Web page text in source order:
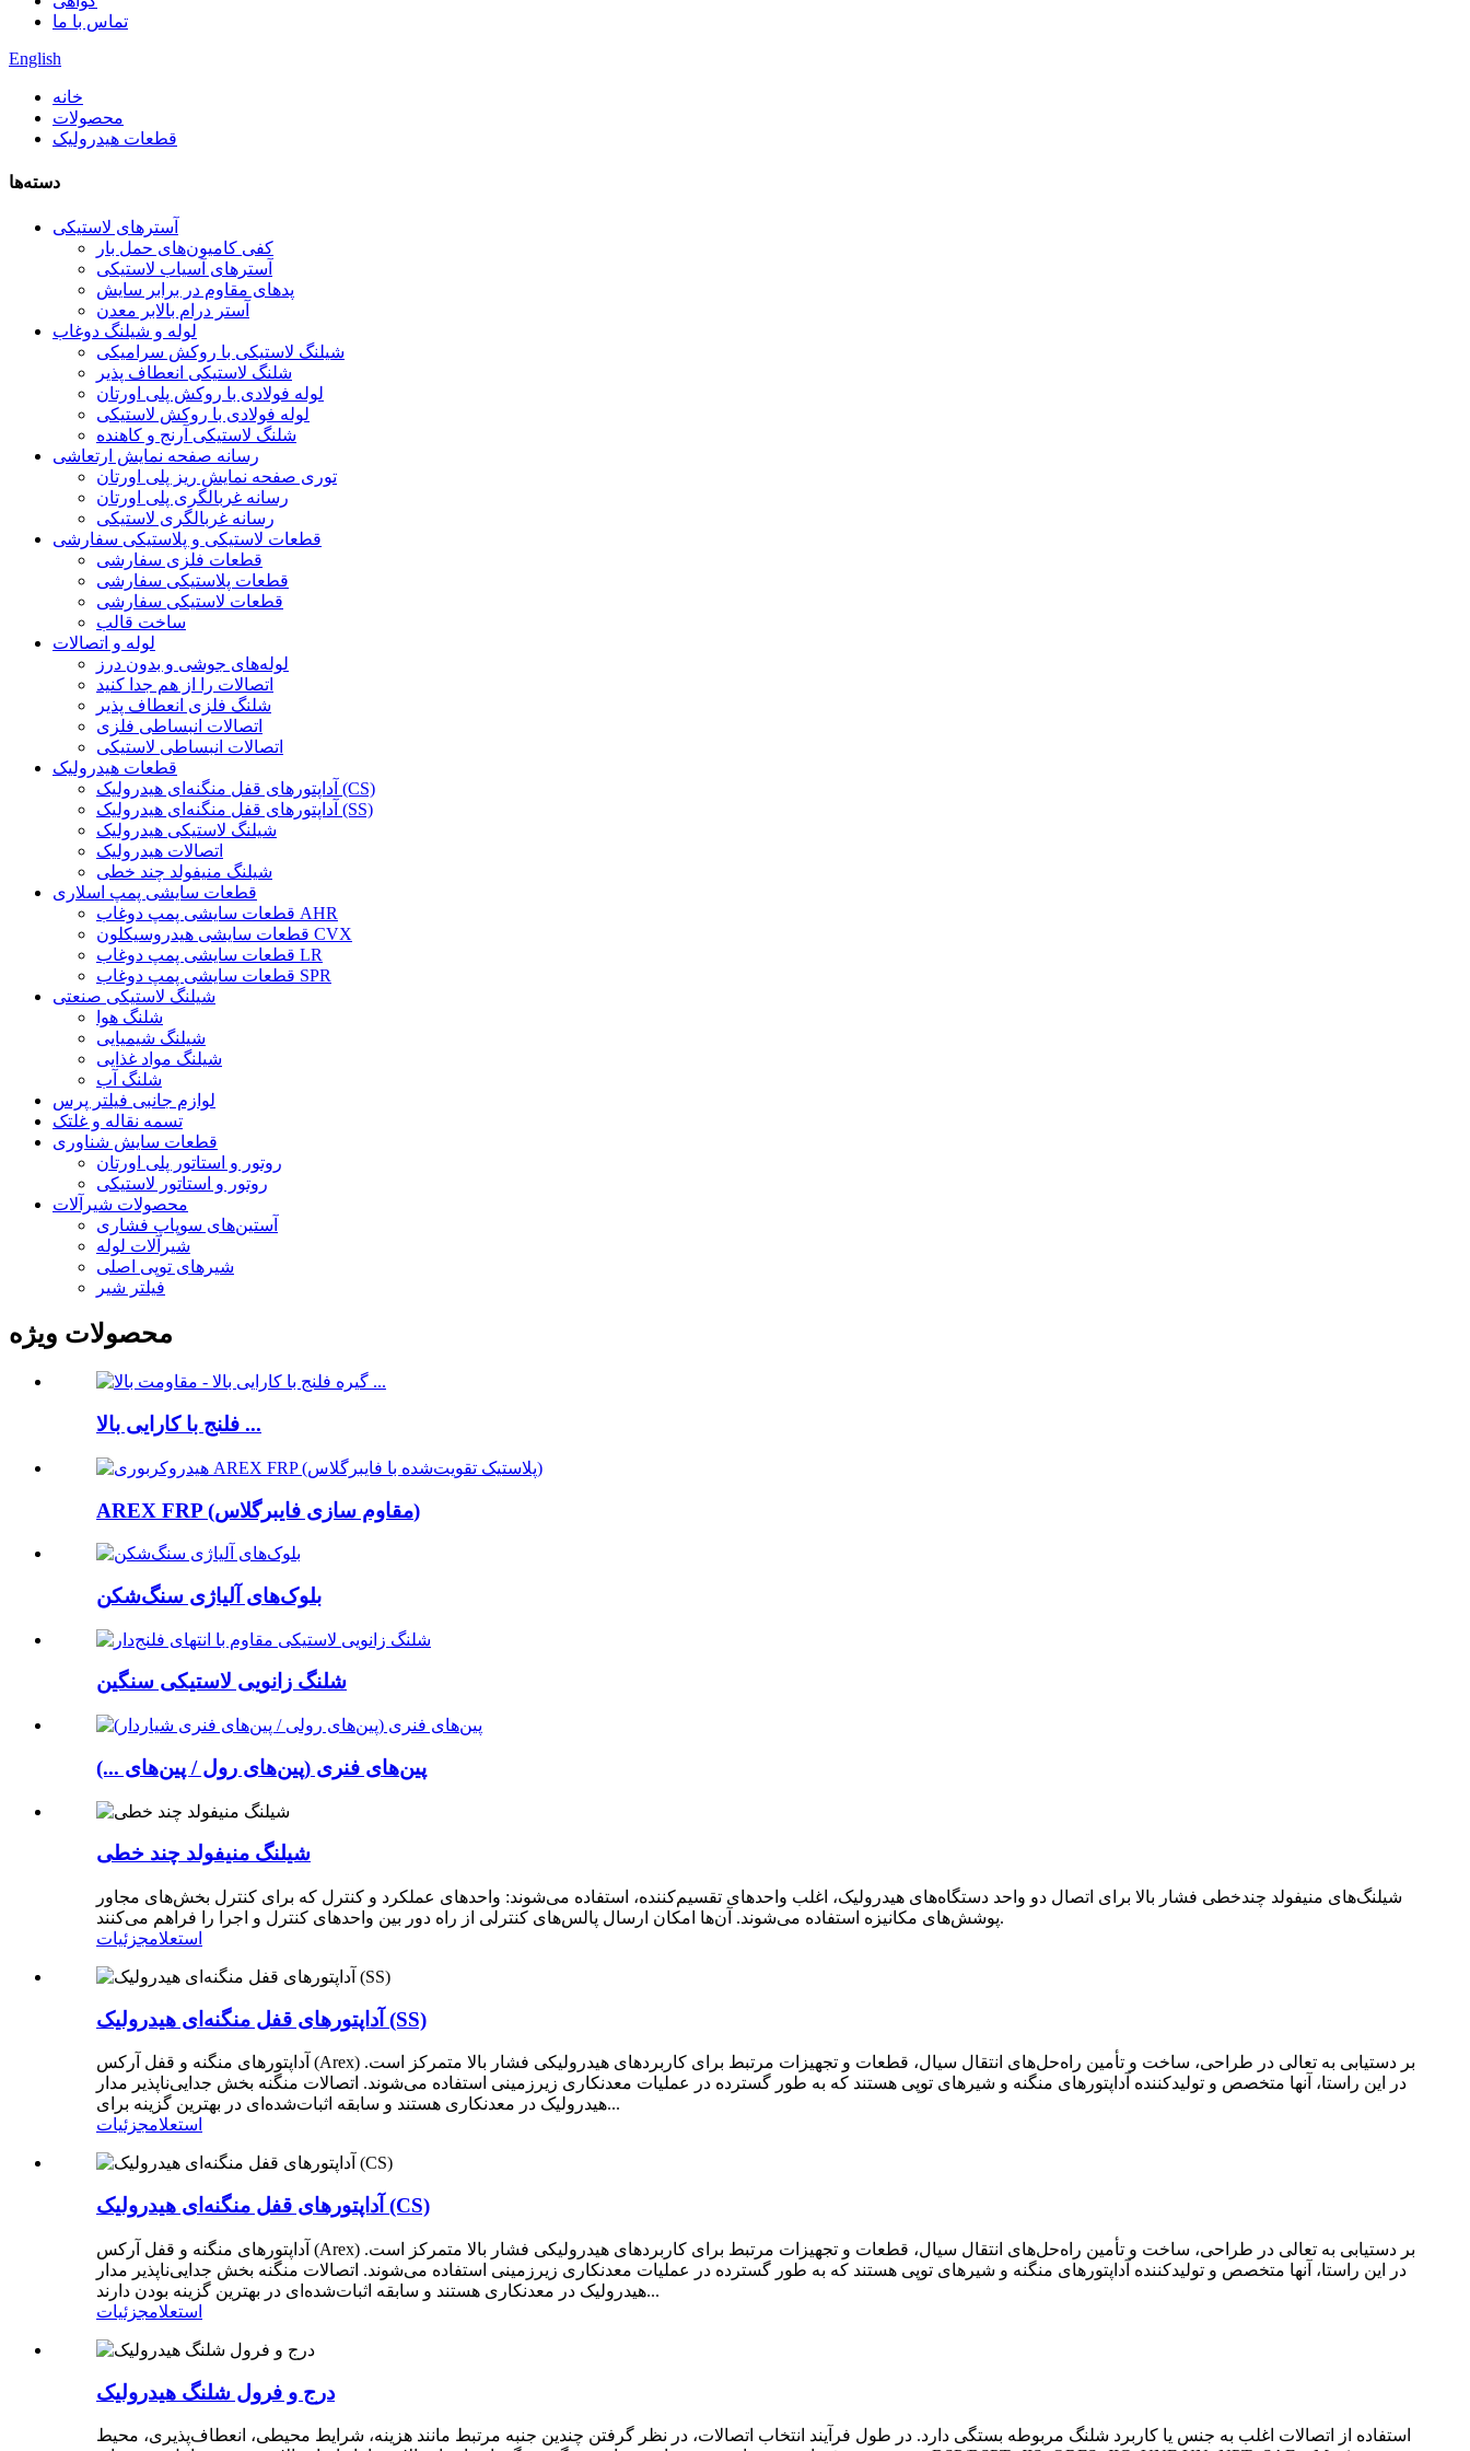
تماس با ما
English
خانه
محصولات
قطعات هیدرولیک
دسته‌ها
آسترهای لاستیکی
کفی کامیون‌های حمل بار
آسترهای آسیاب لاستیکی
پدهای مقاوم در برابر سایش
آستر درام بالابر معدن
لوله و شیلنگ دوغاب
شیلنگ لاستیکی با روکش سرامیکی
شلنگ لاستیکی انعطاف پذیر
لوله فولادی با روکش پلی اورتان
لوله فولادی با روکش لاستیکی
شلنگ لاستیکی آرنج و کاهنده
رسانه صفحه نمایش ارتعاشی
توری صفحه نمایش ریز پلی اورتان
رسانه غربالگری پلی اورتان
رسانه غربالگری لاستیکی
قطعات لاستیکی و پلاستیکی سفارشی
قطعات فلزی سفارشی
قطعات پلاستیکی سفارشی
قطعات لاستیکی سفارشی
ساخت قالب
لوله و اتصالات
لوله‌های جوشی و بدون درز
اتصالات را از هم جدا کنید
شلنگ فلزی انعطاف پذیر
اتصالات انبساطی فلزی
اتصالات انبساطی لاستیکی
قطعات هیدرولیک
آداپتورهای قفل منگنه‌ای هیدرولیک (CS)
آداپتورهای قفل منگنه‌ای هیدرولیک (SS)
شیلنگ لاستیکی هیدرولیک
اتصالات هیدرولیک
شیلنگ منیفولد چند خطی
قطعات سایشی پمپ اسلاری
قطعات سایشی پمپ دوغاب AHR
قطعات سایشی هیدروسیکلون CVX
قطعات سایشی پمپ دوغاب LR
قطعات سایشی پمپ دوغاب SPR
شیلنگ لاستیکی صنعتی
شلنگ هوا
شیلنگ شیمیایی
شیلنگ مواد غذایی
شلنگ آب
لوازم جانبی فیلتر پرس
تسمه نقاله و غلتک
قطعات سایش شناوری
روتور و استاتور پلی اورتان
روتور و استاتور لاستیکی
محصولات شیرآلات
آستین‌های سوپاپ فشاری
شیرآلات لوله
شیرهای توپی اصلی
فیلتر شیر
محصولات ویژه
فلنج با کارایی بالا ...
AREX FRP (مقاوم سازی فایبرگلاس)
بلوک‌های آلیاژی سنگ‌شکن
شلنگ زانویی لاستیکی سنگین
پین‌های فنری (پین‌های رول / پین‌های ...)
شیلنگ منیفولد چند خطی
شیلنگ‌های منیفولد چندخطی فشار بالا برای اتصال دو واحد دستگاه‌های هیدرولیک، اغلب واحدهای تقسیم‌کننده، استفاده می‌شوند: واحدهای عملکرد و کنترل که برای کنترل بخش‌های مجاور
پوشش‌های مکانیزه استفاده می‌شوند. آن‌ها امکان ارسال پالس‌های کنترلی از راه دور بین واحدهای کنترل و اجرا را فراهم می‌کنند.
استعلامجزئیات
آداپتورهای قفل منگنه‌ای هیدرولیک (SS)
آداپتورهای منگنه و قفل آرکس (Arex) بر دستیابی به تعالی در طراحی، ساخت و تأمین راه‌حل‌های انتقال سیال، قطعات و تجهیزات مرتبط برای کاربردهای هیدرولیکی فشار بالا متمرکز است.
در این راستا، آنها متخصص و تولیدکننده آداپتورهای منگنه و شیرهای توپی هستند که به طور گسترده در عملیات معدنکاری زیرزمینی استفاده می‌شوند. اتصالات منگنه بخش جدایی‌ناپذیر مدار
هیدرولیک در معدنکاری هستند و سابقه اثبات‌شده‌ای در بهترین گزینه برای...
استعلامجزئیات
آداپتورهای قفل منگنه‌ای هیدرولیک (CS)
آداپتورهای منگنه و قفل آرکس (Arex) بر دستیابی به تعالی در طراحی، ساخت و تأمین راه‌حل‌های انتقال سیال، قطعات و تجهیزات مرتبط برای کاربردهای هیدرولیکی فشار بالا متمرکز است.
در این راستا، آنها متخصص و تولیدکننده آداپتورهای منگنه و شیرهای توپی هستند که به طور گسترده در عملیات معدنکاری زیرزمینی استفاده می‌شوند. اتصالات منگنه بخش جدایی‌ناپذیر مدار
هیدرولیک در معدنکاری هستند و سابقه اثبات‌شده‌ای در بهترین گزینه بودن دارند...
استعلامجزئیات
درج و فرول شلنگ هیدرولیک
استفاده از اتصالات اغلب به جنس یا کاربرد شلنگ مربوطه بستگی دارد. در طول فرآیند انتخاب اتصالات، در نظر گرفتن چندین جنبه مرتبط مانند هزینه، شرایط محیطی، انعطاف‌پذیری، محیط